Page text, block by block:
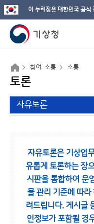
이 누리집은 대한민국 공식
참여·소통 소통
토론
자유토론
자유토론은 기상업
유롭게 토론하는 장
시판을 통합하여 운
물 관리 기준에 따라
려드립니다. 게시글
인정보가 포함될 경